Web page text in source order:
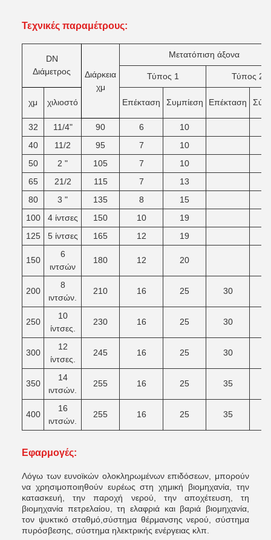
Τεχνικές παραμέτρους:
DN
Διάμετρος
Διάρκεια
χμ
Μετατόπιση άξονα
Τύπος 1 Τύπος 2
χμ χιλιοστό Επέκταση Συμπίεση Επέκταση
32 11/4" 90 6
10
40
11/2 95 7
10
50
2 " 105 7
10
65
21/2 115 7
13
80
3 " 135 8
15
100
4 ίντσες 150 10
19
125
5 ίντσες 165 12 19
150
6
ιντσών
180 12 20
200
8
ιντσών.
210 16 25 30
250
10
ίντσες.
230 16 25 30
300
12
ίντσες.
245 16 25 30
350
14
ιντσών.
255 16 25 35
400
16
ιντσών.
255 16 25 35
Εφαρμογές:
Λόγω των ευνοϊκών ολοκληρωμένων επιδόσεων, μπορούν
να χρησιμοποιηθούν ευρέως στη χημική βιομηχανία, την
κατασκευή, την παροχή νερού, την αποχέτευση, τη
βιομηχανία πετρελαίου, τη ελαφριά και βαριά βιομηχανία,
τον ψυκτικό σταθμό,σύστημα θέρμανσης νερού, σύστημα
πυρόσβεσης, σύστημα ηλεκτρικής ενέργειας κλπ.